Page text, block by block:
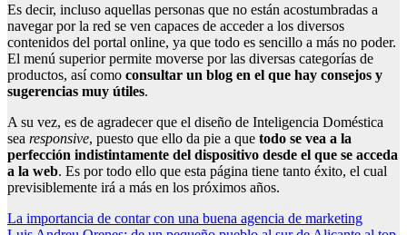
Es decir, incluso aquellas personas que no están acostumbradas a
navegar por la red se ven capaces de acceder a los diversos
contenidos del portal online, ya que todo es sencillo a más no poder.
El menú superior permite moverse por las diversas categorías de
productos, así como consultar un blog en el que hay consejos y
sugerencias muy útiles.
A su vez, es de agradecer que el diseño de Inteligencia Doméstica
sea responsive, puesto que ello da pie a que todo se vea a la
perfección indistintamente del dispositivo desde el que se acceda
a la web. Es por todo ello que esta página tiene tanto éxito, el cual
previsiblemente irá a más en los próximos años.
Navegación
La importancia de contar con una buena agencia de marketing